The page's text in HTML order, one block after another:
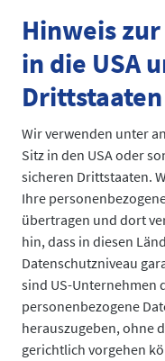
Hinweis
in die USA
Drittstaaten
Wir verwenden unter
Sitz in den USA oder
sicheren Drittstaaten.
Ihre
übertragen und dort
hin, dass in diesen
Datenschutzniveau
sind US-Unternehmen
personenbezogene
herauszugeben, ohne
gerichtlich vorgehen